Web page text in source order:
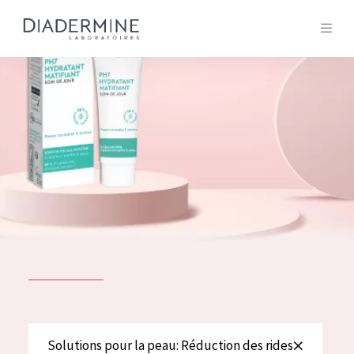
SOLUTIONS POUR LA PEAU
TOUS LES PRODUIT
Tous les Produit
ACCUEIL
Composition
À propos
Conseils Beauté
Solutions pour la peau: Réduction des rides